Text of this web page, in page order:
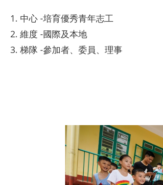
中心 -培育優秀青年志工
維度 -國際及本地
梯隊 -參加者、委員、理事